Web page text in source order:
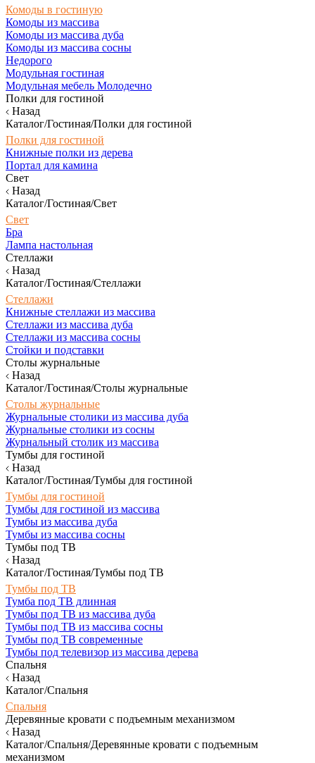
Комоды в гостиную
Комоды из массива
Комоды из массива дуба
Комоды из массива сосны
Недорого
Модульная гостиная
Модульная мебель Молодечно
Полки для гостиной
Назад
Каталог/Гостиная/Полки для гостиной
Полки для гостиной
Книжные полки из дерева
Портал для камина
Свет
Назад
Каталог/Гостиная/Свет
Свет
Бра
Лампа настольная
Стеллажи
Назад
Каталог/Гостиная/Стеллажи
Стеллажи
Книжные стеллажи из массива
Стеллажи из массива дуба
Стеллажи из массива сосны
Стойки и подставки
Столы журнальные
Назад
Каталог/Гостиная/Столы журнальные
Столы журнальные
Журнальные столики из массива дуба
Журнальные столики из сосны
Журнальный столик из массива
Тумбы для гостиной
Назад
Каталог/Гостиная/Тумбы для гостиной
Тумбы для гостиной
Тумбы для гостиной из массива
Тумбы из массива дуба
Тумбы из массива сосны
Тумбы под ТВ
Назад
Каталог/Гостиная/Тумбы под ТВ
Тумбы под ТВ
Тумба под ТВ длинная
Тумбы под ТВ из массива дуба
Тумбы под ТВ из массива сосны
Тумбы под ТВ современные
Тумбы под телевизор из массива дерева
Спальня
Назад
Каталог/Спальня
Спальня
Деревянные кровати с подъемным механизмом
Назад
Каталог/Спальня/Деревянные кровати с подъемным
механизмом